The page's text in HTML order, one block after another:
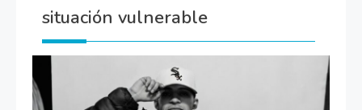
situación vulnerable